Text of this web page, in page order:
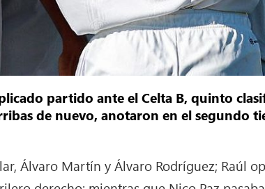
partido ante el Celta B, quinto
de nuevo, anotaron en el segundo
Álvaro Martín y Álvaro Rodríguez; Raúl